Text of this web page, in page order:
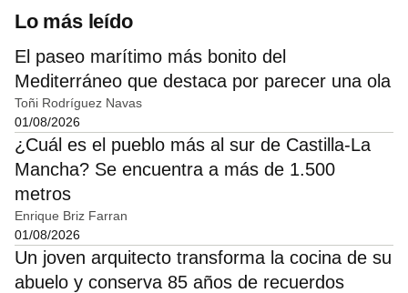
Lo más leído
El paseo marítimo más bonito del
Mediterráneo que destaca por parecer una ola
Toñi Rodríguez Navas
01/08/2026
¿Cuál es el pueblo más al sur de Castilla-La
Mancha? Se encuentra a más de 1.500
metros
Enrique Briz Farran
01/08/2026
Un joven arquitecto transforma la cocina de su
abuelo y conserva 85 años de recuerdos